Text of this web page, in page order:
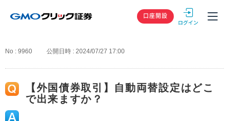
GMOクリック
口座開設
No : 9960 公開日時 : 2024/07/27 17:00
【外国債券取引】自動両替設定はどこ
で出来ますか？